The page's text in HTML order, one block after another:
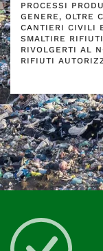
PROCESSI
GENERE, OLTRE
CANTIERI CIVILI
SMALTIRE
RIVOLGERTI AL
RIFIUTI